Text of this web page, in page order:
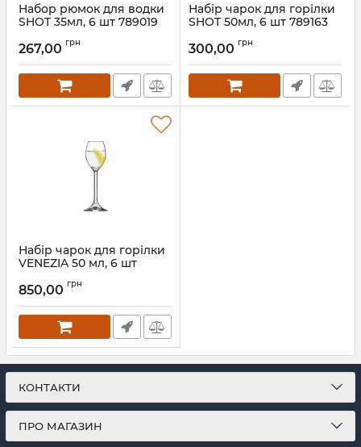
Набор рюмок для водки
SHOT 35мл, 6 шт 789019
267,00 грн
Набір чарок для горілки
SHOT 50мл, 6 шт 789163
300,00 грн
Набір чарок для горілки
VENEZIA 50 мл, 6 шт
Артикул: 788708
850,00 грн
КОНТАКТИ
ПРО МАГАЗИН